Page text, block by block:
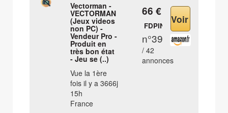
Vectorman -
VECTORMAN
(Jeux videos
non PC) -
Vendeur Pro -
Produit en
très bon état
- Jeu se (..)
Vue la 1ère
fois il y a 3666j
15h
France
66 €
FDPIN
n°39
/ 42
annonces